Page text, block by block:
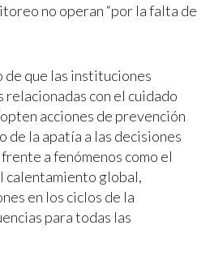
no operan “por la falta de
de que las instituciones
con el cuidado
acciones de prevención
de la apatía a las decisiones
a fenómenos como el
calentamiento global,
en los ciclos de la
para todas las